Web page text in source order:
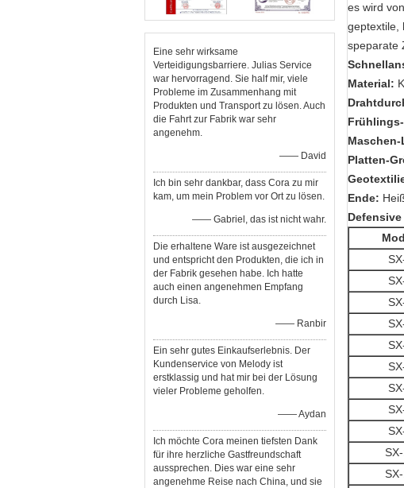
Eine sehr wirksame
Verteidigungsbarriere. Julias Service
war hervorragend. Sie half mir, viele
Probleme im Zusammenhang mit
Produkten und Transport zu lösen. Auch
die Fahrt zur Fabrik war sehr
angenehm.
—— David
Ich bin sehr dankbar, dass Cora zu mir
kam, um mein Problem vor Ort zu lösen.
—— Gabriel, das ist nicht wahr.
Die erhaltene Ware ist ausgezeichnet
und entspricht den Produkten, die ich in
der Fabrik gesehen habe. Ich hatte
auch einen angenehmen Empfang
durch Lisa.
—— Ranbir
Ein sehr gutes Einkaufserlebnis. Der
Kundenservice von Melody ist
erstklassig und hat mir bei der Lösung
vieler Probleme geholfen.
—— Aydan
Ich möchte Cora meinen tiefsten Dank
für ihre herzliche Gastfreundschaft
aussprechen. Dies war eine sehr
angenehme Reise nach China, und sie
es wird
geptextile,
speparate
Material:
Platten-
Ende:
SX-